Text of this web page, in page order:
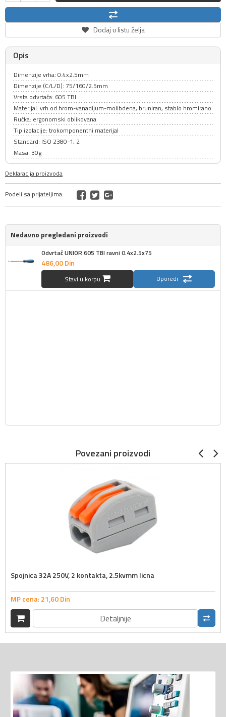
Dodaj u listu želja
Opis
Dimenzije vrha: 0.4x2.5mm
Dimenzije (C/L/D): 75/160/2.5mm
Vrsta odvrtača: 605 TBI
Materijal: vrh od hrom-vanadijum-molibdena, bruniran, stablo hromirano
Ručka: ergonomski oblikovana
Tip izolacije: trokomponentni materijal
Standard: ISO 2380-1, 2
Masa: 30g
Deklaracija proizvoda
Podeli sa prijateljima:
Nedavno pregledani proizvodi
Odvrtač UNIOR 605 TBI ravni 0.4x2.5x75
486,00Din
Stavi u korpu Uporedi
Povezani proizvodi
Spojnica 32A 250V, 2 kontakta, 2.5kvmm licna
MP cena:21,60Din
Detaljnije